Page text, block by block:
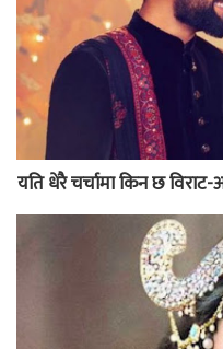
यति धेरै चर्चामा किन छ